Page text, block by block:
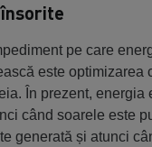
pe care
este optimizarea
În prezent, energia
când soarele este
generată și atunci